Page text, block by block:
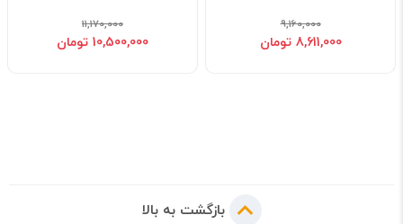
9,160,000
8,611,000 تومان
11,170,000
10,500,000 تومان
بازگشت به بالا